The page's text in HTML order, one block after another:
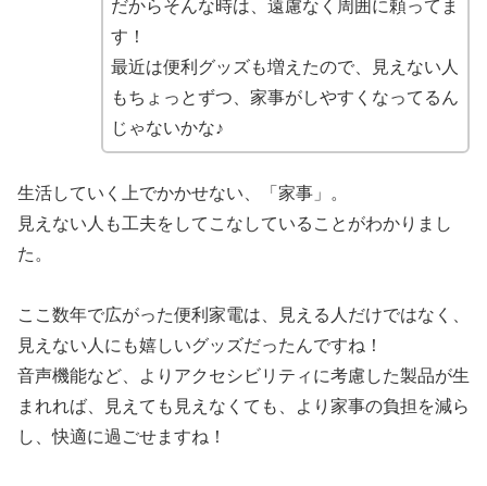
だからそんな時は、遠慮なく周囲に頼ってま
す！
最近は便利グッズも増えたので、見えない人
もちょっとずつ、家事がしやすくなってるん
じゃないかな♪
生活していく上でかかせない、「家事」。
見えない人も工夫をしてこなしていることがわかりまし
た。
ここ数年で広がった便利家電は、見える人だけではなく、
見えない人にも嬉しいグッズだったんですね！
音声機能など、よりアクセシビリティに考慮した製品が生
まれれば、見えても見えなくても、より家事の負担を減ら
し、快適に過ごせますね！